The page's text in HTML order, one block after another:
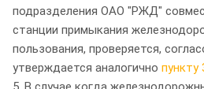
подразделения ОАО "РЖД"
станции примыкания
пользования, проверяется,
утверждается аналогично пункту